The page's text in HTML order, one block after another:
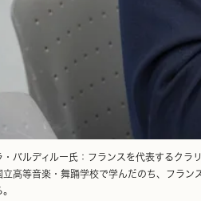
・バルディルー氏：フランスを代表するクラ
立高等音楽・舞踊学校で学んだのち、フラン